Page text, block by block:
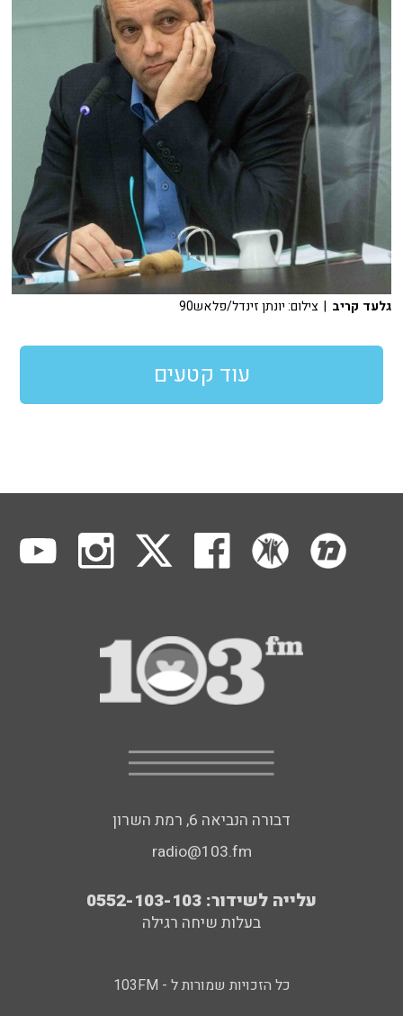
גלעד קריב | צילום: יונתן זינדל/פלאש90
עוד קטעים
דבורה הנביאה 6, רמת השרון
radio@103.fm
עלייה לשידור: 0552-103-103
בעלות שיחה רגילה
כל הזכויות שמורות ל - 103FM